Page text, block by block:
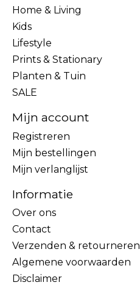
Home & Living
Kids
Lifestyle
Prints & Stationary
Planten & Tuin
SALE
Mijn account
Registreren
Mijn bestellingen
Mijn verlanglijst
Informatie
Over ons
Contact
Verzenden & retourneren
Algemene voorwaarden
Disclaimer